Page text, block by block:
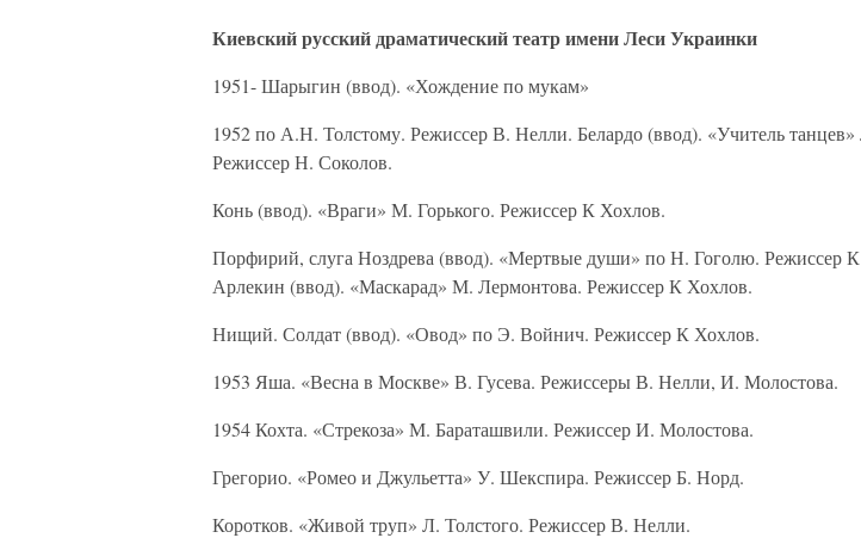
Киевский русский драматический театр имени Леси Украинки
1951- Шарыгин (ввод). «Хождение по мукам»
1952 по А.Н. Толстому. Режиссер В. Нелли. Белардо (ввод). «Учитель танцев»
Режиссер Н. Соколов.
Конь (ввод). «Враги» М. Горького. Режиссер К Хохлов.
Порфирий, слуга Ноздрева (ввод). «Мертвые души» по Н. Гоголю. Режиссер
Арлекин (ввод). «Маскарад» М. Лермонтова. Режиссер К Хохлов.
Нищий. Солдат (ввод). «Овод» по Э. Войнич. Режиссер К Хохлов.
1953 Яша. «Весна в Москве» В. Гусева. Режиссеры В. Нелли, И. Молостова.
1954 Кохта. «Стрекоза» М. Бараташвили. Режиссер И. Молостова.
Грегорио. «Ромео и Джульетта» У. Шекспира. Режиссер Б. Норд.
Коротков. «Живой труп» Л. Толстого. Режиссер В. Нелли.